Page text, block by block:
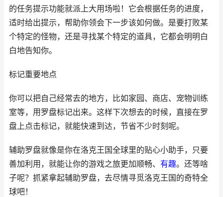
的任务提示功能就派上大用场啦！它会根据任务的进度，
适时给出提示，帮助你领会下一步该如何做。是要打败某
个特定的怪物，还是寻找某个特定的道具，它都会明明白
白地告知你。
标记重要地点
你可以把自己经常去的地方，比如家园、商店、宠物训练
室等，用罗盘标记出来。这样下次想去的时候，直接在罗
盘上点击标记，就能快速到达，节省不少时刻呢。
辅助罗盘就像是你在洛克王国全球里的贴心小助手，只要
善加利用，就能让你的游戏之旅更加顺畅、 有趣。还等啥
子呢？抓紧拿起辅助罗盘，去尽情寻觅洛克王国的奇特全
球吧！